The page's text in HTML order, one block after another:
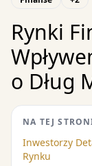
Rynki
o Dług
NA TEJ
Inwestorzy
Rynku